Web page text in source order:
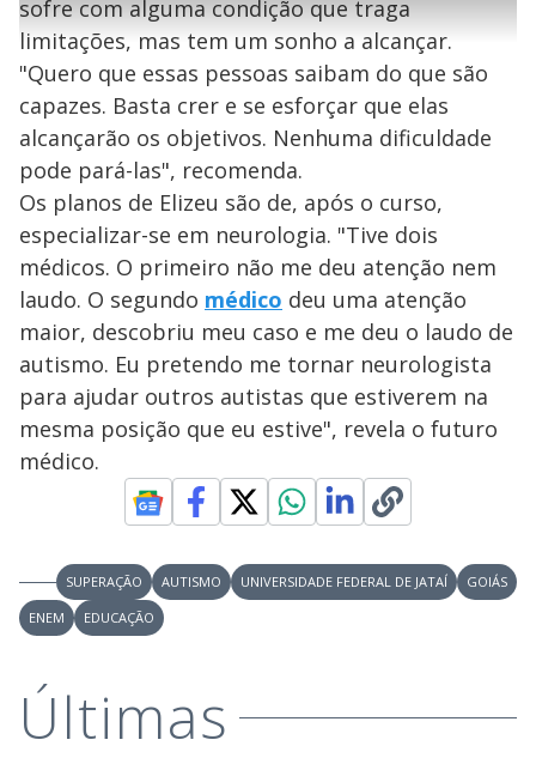
a
y
V
i
d
e
o
g
n
d
s
e
u
n
M
u
d
o
sofre com alguma condição que traga
limitações, mas tem um sonho a alcançar.
"Quero que essas pessoas saibam do que são
capazes. Basta crer e se esforçar que elas
alcançarão os objetivos. Nenhuma dificuldade
pode pará-las", recomenda.
Os planos de Elizeu são de, após o curso,
especializar-se em neurologia. "Tive dois
médicos. O primeiro não me deu atenção nem
laudo. O segundo médico deu uma atenção
maior, descobriu meu caso e me deu o laudo de
autismo. Eu pretendo me tornar neurologista
para ajudar outros autistas que estiverem na
mesma posição que eu estive", revela o futuro
médico.
SUPERAÇÃO AUTISMO UNIVERSIDADE FEDERAL DE JATAÍ
GOIÁS
ENEM
EDUCAÇÃO
Últimas